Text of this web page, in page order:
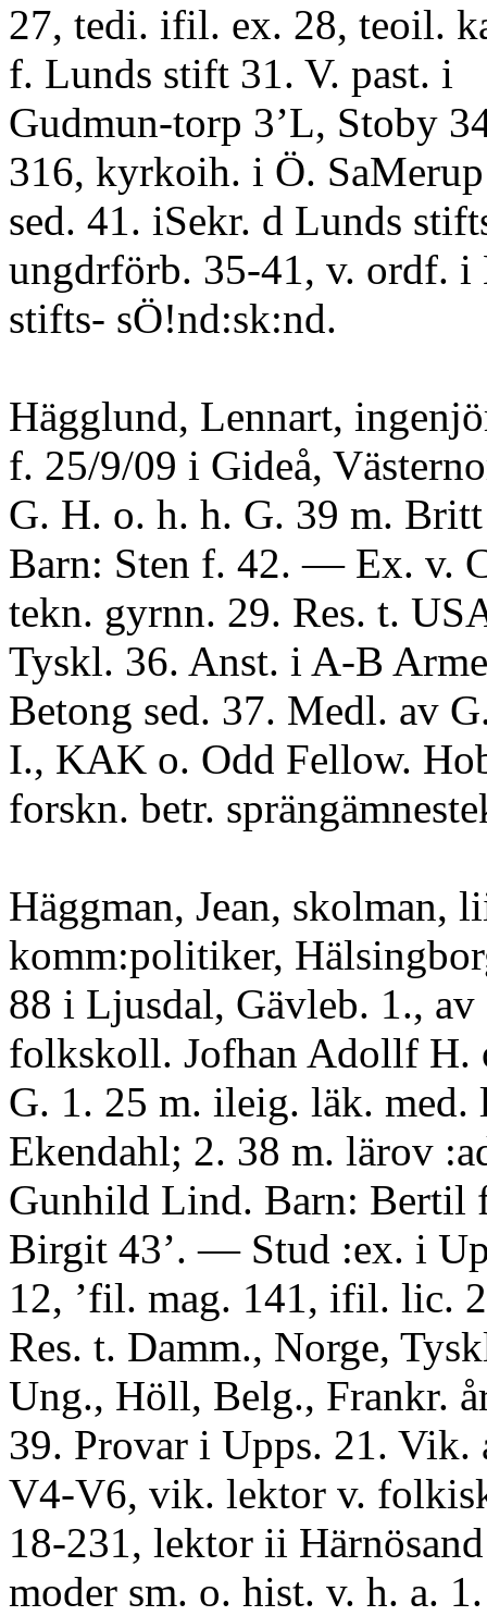
27, tedi. ifil. ex. 28, teoil.
f. Lunds stift 31. V. past. i
Gudmun-torp 3’L, Stoby
316, kyrkoih. i Ö.
sed. 41. iSekr. d Lunds
ungdrförb. 35-41, v. ordf. i
stifts- sÖ!nd:sk:nd.
Hägglund, Lennart,
f. 25/9/09 i Gideå,
G. H. o. h. h. G. 39 m.
Barn: Sten f. 42. — Ex. v.
tekn. gyrnn. 29. Res. t.
Tyskl. 36. Anst. i A-B
Betong sed. 37. Medl. av
I., KAK o. Odd Fellow.
forskn. betr.
Häggman, Jean, skolman,
komm:politiker,
88 i Ljusdal, Gävleb. 1., av
folkskoll. Jofhan Adollf H.
G. 1. 25 m. ileig. läk.
Ekendahl; 2. 38 m. lärov
Gunhild Lind. Barn: Bertil
Birgit 43’. — Stud :ex. i
12, ’fil. mag. 141, ifil. lic.
Res. t. Damm., Norge,
Ung., Höll, Belg., Frankr.
39. Provar i Upps. 21. Vik.
V4-V6, vik. lektor v.
18-231, lektor ii
moder sm. o. hist. v. h. a.